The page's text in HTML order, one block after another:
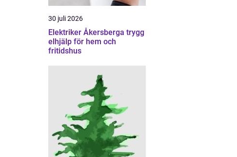
30 juli 2026
Elektriker Åkersberga trygg
elhjälp för hem och
fritidshus